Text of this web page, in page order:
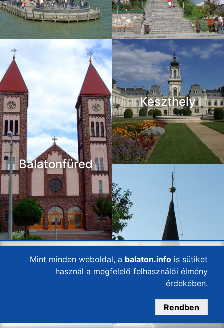
Mint minden weboldal, a balaton.infois sütiket
használ a megfelelő felhasználói élmény
érdekében.
Rendben
Keszthely
Balatonfüred
Balatonlelle